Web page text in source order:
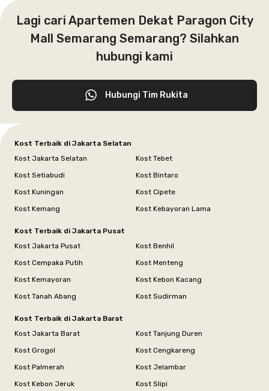
Lagi cari Apartemen Dekat Paragon City
Mall Semarang Semarang? Silahkan
hubungi kami
Hubungi Tim Rukita
Kost Terbaik di Jakarta Selatan
Kost Jakarta Selatan
Kost Tebet
Kost Setiabudi
Kost Bintaro
Kost Kuningan
Kost Cipete
Kost Kemang
Kost Kebayoran Lama
Kost Terbaik di Jakarta Pusat
Kost Jakarta Pusat
Kost Benhil
Kost Cempaka Putih
Kost Menteng
Kost Kemayoran
Kost Kebon Kacang
Kost Tanah Abang
Kost Sudirman
Kost Terbaik di Jakarta Barat
Kost Jakarta Barat
Kost Tanjung Duren
Kost Grogol
Kost Cengkareng
Kost Palmerah
Kost Jelambar
Kost Kebon Jeruk
Kost Slipi